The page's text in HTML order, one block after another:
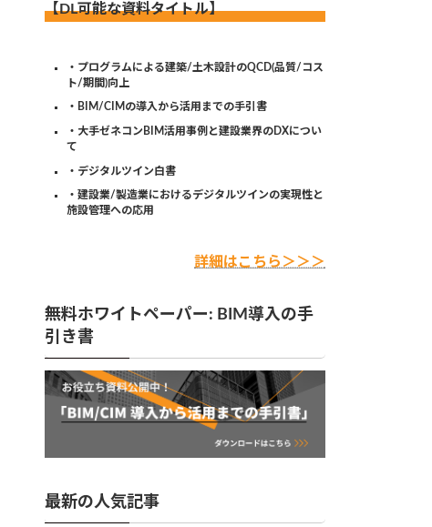
【DL可能な資料タイトル】
・プログラムによる建築/土木設計のQCD(品質/コス
ト/期間)向上
・BIM/CIMの導入から活用までの手引書
・大手ゼネコンBIM活用事例と建設業界のDXについ
て
・デジタルツイン白書
・建設業/製造業におけるデジタルツインの実現性と
施設管理への応用
詳細はこちら＞＞＞
無料ホワイトペーパー: BIM導入の手
引き書
最新の人気記事